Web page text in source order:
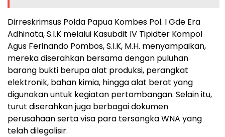
Dirreskrimsus Polda Papua Kombes Pol. I Gde Era
Adhinata, S.I.K melalui Kasubdit IV Tipidter Kompol
Agus Ferinando Pombos, S.I.K, M.H. menyampaikan,
mereka diserahkan bersama dengan puluhan
barang bukti berupa alat produksi, perangkat
elektronik, bahan kimia, hingga alat berat yang
digunakan untuk kegiatan pertambangan. Selain itu,
turut diserahkan juga berbagai dokumen
perusahaan serta visa para tersangka WNA yang
telah dilegalisir.